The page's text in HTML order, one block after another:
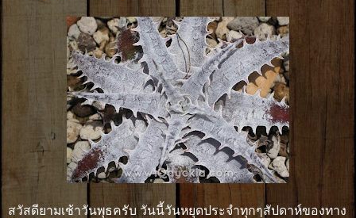
สวัสดียามเช้าวันพุธครับ วันนี้วันหยุดประจำทุกๆสัปดาห์ของทาง